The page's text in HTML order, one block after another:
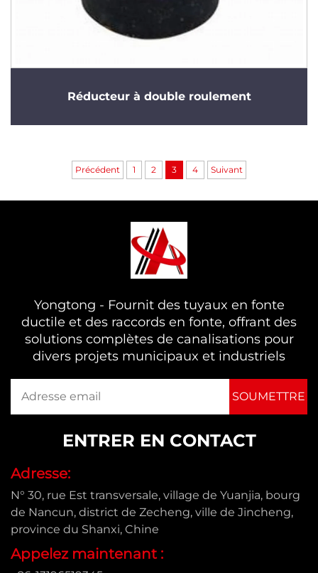
Réducteur à double roulement
Précédent 1 2 3 4 Suivant
Yongtong - Fournit des tuyaux en fonte
ductile et des raccords en fonte, offrant des
solutions complètes de canalisations pour
divers projets municipaux et industriels
ENTRER EN CONTACT
Adresse:
N° 30, rue Est transversale, village de Yuanjia, bourg
de Nancun, district de Zecheng, ville de Jincheng,
province du Shanxi, Chine
Appelez maintenant :